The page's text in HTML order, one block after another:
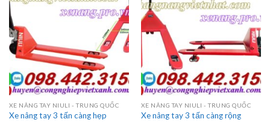
XE NÂNG TAY NIULI - TRUNG QUỐC
Xe nâng tay 3 tấn càng hẹp
XE NÂNG TAY NIULI - TRUNG QUỐC
Xe nâng tay 3 tấn càng rộng